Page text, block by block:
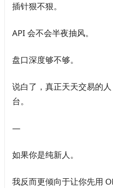
插针狠不狠。
API 会不会半夜抽风。
盘口深度够不够。
说白了，真正天天交易的
台。
—
如果你是纯新人。
我反而更倾向于让你先用